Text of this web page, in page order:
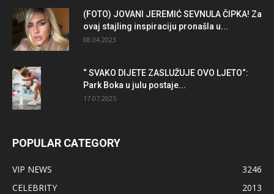
(FOTO) JOVANI JEREMIĆ SEVNULA ČIPKA! Za
ovaj stajling inspiraciju pronašla u...
08.04.2023
“ SVAKO DIJETE ZASLUŽUJE OVO LJETO“:
Park Boka u julu postaje...
17.07.2025
POPULAR CATEGORY
VIP NEWS
3246
CELEBRITY
2013